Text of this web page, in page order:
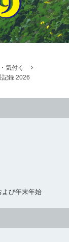
気付く
記録 2026
よび年末年始